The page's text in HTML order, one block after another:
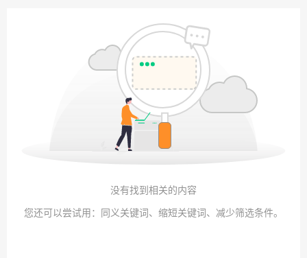
没有找到相关的内容
您还可以尝试用：同义关键词、缩短关键词、减少筛选条件。